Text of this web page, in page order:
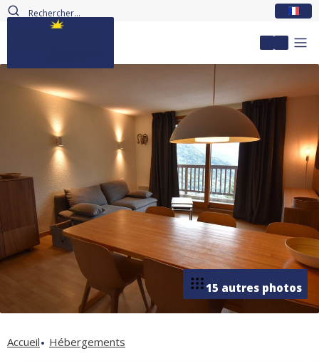
Mon
15 autres photos
Accueil Hébergements